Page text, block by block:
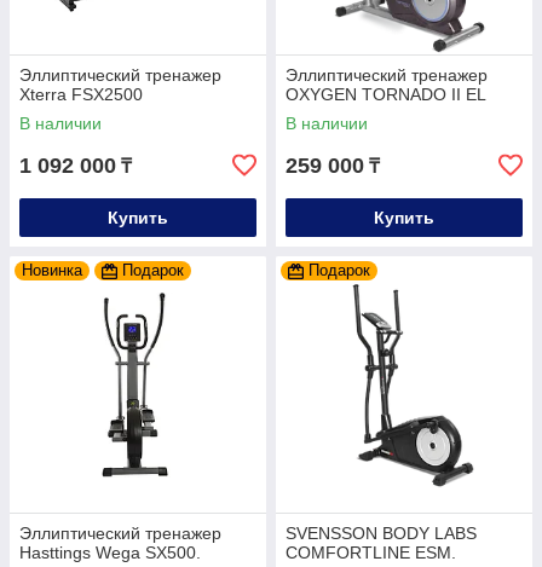
Эллиптический тренажер
Xterra FSX2500
В наличии
1 092 000 ₸
Купить
Эллиптический тренажер
OXYGEN TORNADO II EL
В наличии
259 000 ₸
Купить
Новинка Подарок
Эллиптический тренажер
Hasttings Wega SX500.
Подарок
SVENSSON BODY LABS
COMFORTLINE ESM.